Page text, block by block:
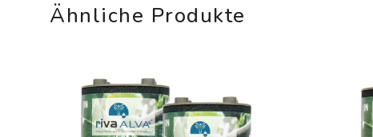
Ähnliche Produkte
Auf die
Wunschliste